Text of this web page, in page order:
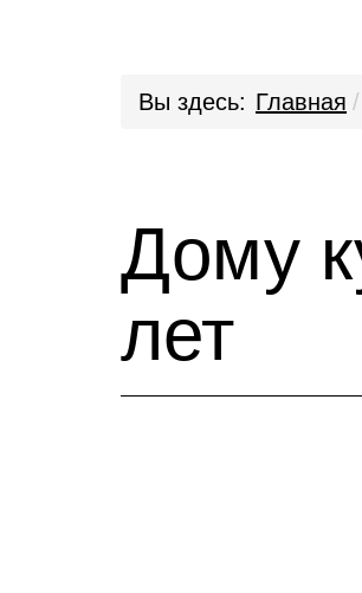
Вы здесь: Главная
Дому
лет